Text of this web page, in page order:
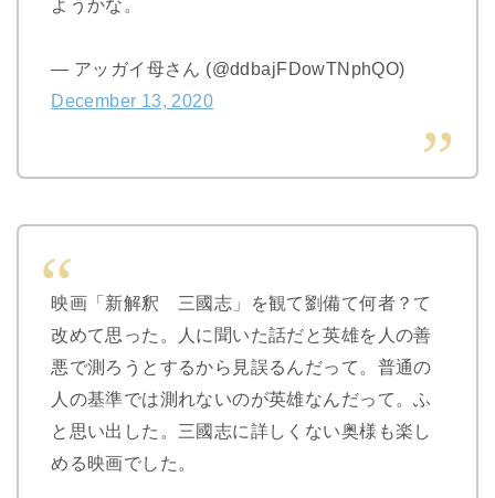
ようかな。
— アッガイ母さん (@ddbajFDowTNphQO)
December 13, 2020
映画「新解釈 三國志」を観て劉備て何者？て
改めて思った。人に聞いた話だと英雄を人の善
悪で測ろうとするから見誤るんだって。普通の
人の基準では測れないのが英雄なんだって。ふ
と思い出した。三國志に詳しくない奥様も楽し
める映画でした。